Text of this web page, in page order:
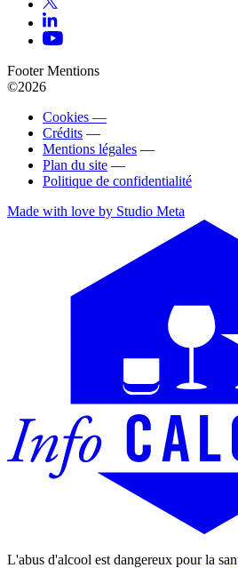
Footer Mentions
©2026
Cookies —
Crédits —
Mentions légales —
Plan du site —
Politique de confidentialité
Made with love by Studio Meta
L'abus d'alcool est dangereux pour la